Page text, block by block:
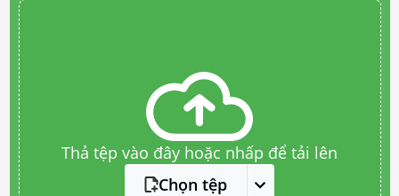
Thả tệp vào đây hoặc nhấp để tải lên
Chọn tệp